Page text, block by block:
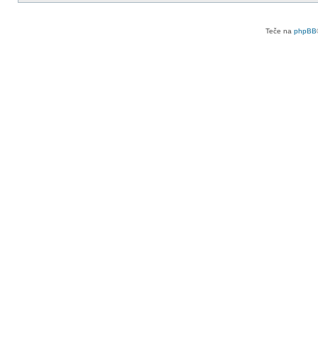
Teče na phpBB